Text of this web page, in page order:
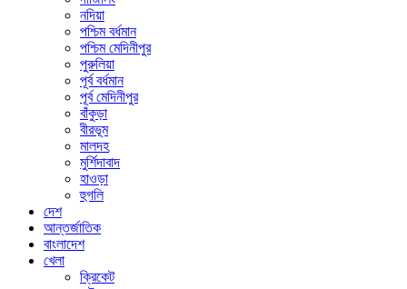
নদিয়া
পশ্চিম বর্ধমান
পশ্চিম মেদিনীপুর
পুরুলিয়া
পূর্ব বর্ধমান
পূর্ব মেদিনীপুর
বাঁকুড়া
বীরভূম
মালদহ
মুর্শিদাবাদ
হাওড়া
হুগলি
দেশ
আন্তর্জাতিক
বাংলাদেশ
খেলা
ক্রিকেট